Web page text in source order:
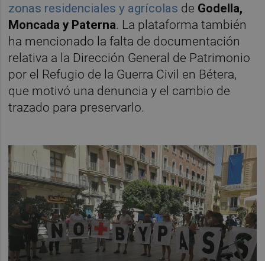
zonas residenciales y agrícolas de Godella,
Moncada y Paterna. La plataforma también
ha mencionado la falta de documentación
relativa a la Dirección General de Patrimonio
por el Refugio de la Guerra Civil en Bétera,
que motivó una denuncia y el cambio de
trazado para preservarlo.